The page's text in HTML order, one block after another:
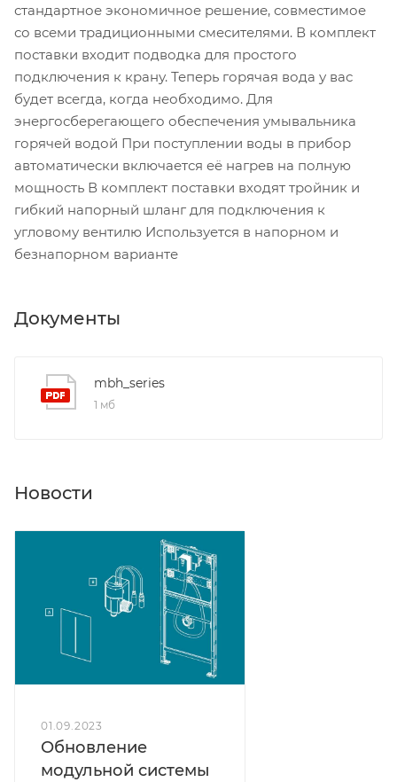
стандартное экономичное решение, совместимое
со всеми традиционными смесителями. В комплект
поставки входит подводка для простого
подключения к крану. Теперь горячая вода у вас
будет всегда, когда необходимо. Для
энергосберегающего обеспечения умывальника
горячей водой При поступлении воды в прибор
автоматически включается её нагрев на полную
мощность В комплект поставки входят тройник и
гибкий напорный шланг для подключения к
угловому вентилю Используется в напорном и
безнапорном варианте
Документы
mbh_series
1 мб
Новости
01.09.2023
Обновление
модульной системы